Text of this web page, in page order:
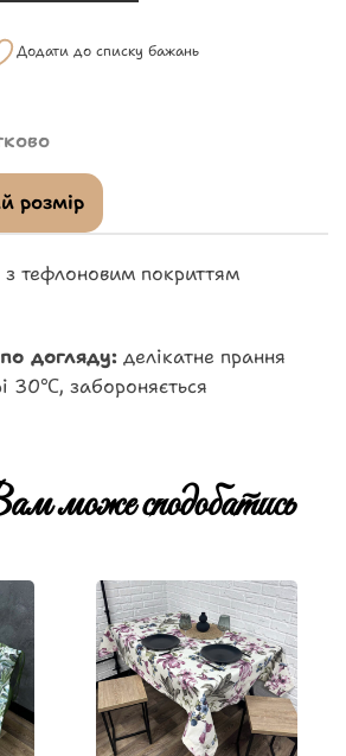
Додати до списку бажань
розмір
тефлоновим покриттям
догляду: делікатне прання
30℃, забороняється
сподобатись